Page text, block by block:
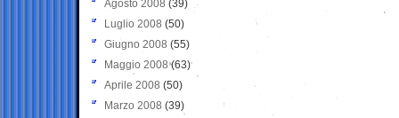
Agosto 2008 (39)
Luglio 2008 (50)
Giugno 2008 (55)
Maggio 2008(63)
Aprile 2008 (50)
Marzo 2008 (39)